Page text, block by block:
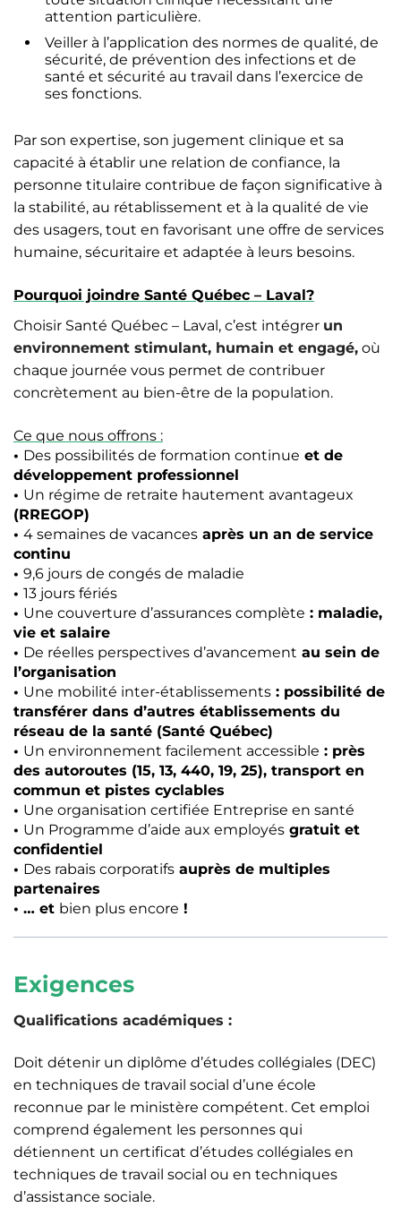
attention particulière.
Veiller à l’application des normes de qualité, de
sécurité, de prévention des infections et de
santé et sécurité au travail dans l’exercice de
ses fonctions.
Par son expertise, son jugement clinique et sa
capacité à établir une relation de confiance, la
personne titulaire contribue de façon significative à
la stabilité, au rétablissement et à la qualité de vie
des usagers, tout en favorisant une offre de services
humaine, sécuritaire et adaptée à leurs besoins.
Pourquoi joindre Santé Québec – Laval?
Choisir Santé Québec – Laval, c’est intégrer un
environnement stimulant, humain et engagé, où
chaque journée vous permet de contribuer
concrètement au bien-être de la population.
Ce que nous offrons :
• Des possibilités de formation continue et de
développement professionnel
• Un régime de retraite hautement avantageux
(RREGOP)
• 4 semaines de vacances après un an de service
continu
• 9,6 jours de congés de maladie
• 13 jours fériés
• Une couverture d’assurances complète : maladie,
vie et salaire
• De réelles perspectives d’avancement au sein de
l’organisation
• Une mobilité inter-établissements : possibilité de
transférer dans d’autres établissements du
réseau de la santé (Santé Québec)
• Un environnement facilement accessible : près
des autoroutes (15, 13, 440, 19, 25), transport en
commun et pistes cyclables
• Une organisation certifiée Entreprise en santé
• Un Programme d’aide aux employés gratuit et
confidentiel
• Des rabais corporatifs auprès de multiples
partenaires
• … et bien plus encore !
Exigences
Qualifications académiques :
Doit détenir un diplôme d’études collégiales (DEC)
en techniques de travail social d’une école
reconnue par le ministère compétent. Cet emploi
comprend également les personnes qui
détiennent un certificat d’études collégiales en
techniques de travail social ou en techniques
d’assistance sociale.